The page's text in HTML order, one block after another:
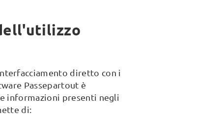
diretto con i
Passepartout è
informazioni presenti negli
di: